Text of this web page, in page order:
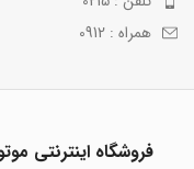
همراه : 0912
فروشگاه اینترنتی